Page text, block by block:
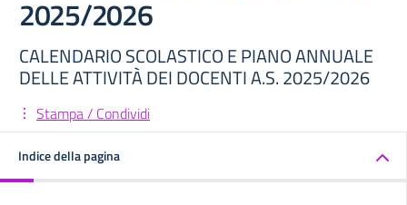
2025/2026
CALENDARIO SCOLASTICO E PIANO ANNUALE
DELLE ATTIVITÀ DEI DOCENTI A.S. 2025/2026
Stampa / Condividi
Indice della pagina